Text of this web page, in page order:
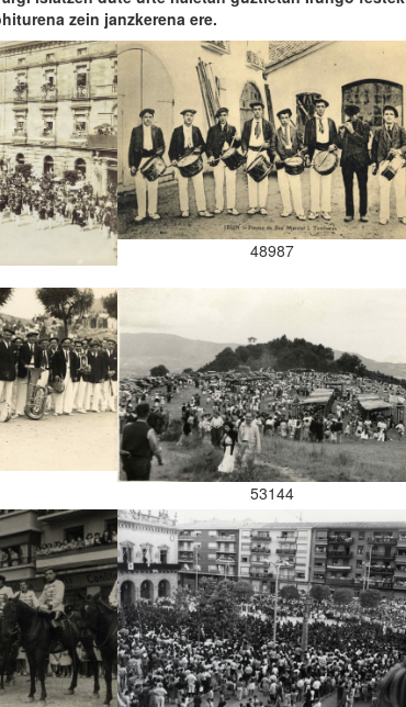
zein janzkerena ere.
48987
53144